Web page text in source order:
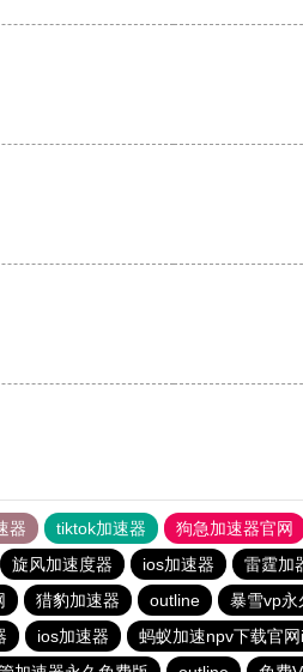
器 tiktok加速器 狗急加速器官网
旋风加速度器 ios加速器 雷霆加
猎豹加速器 outline 暴雪vp永
ios加速器 蚂蚁加速npv下载官